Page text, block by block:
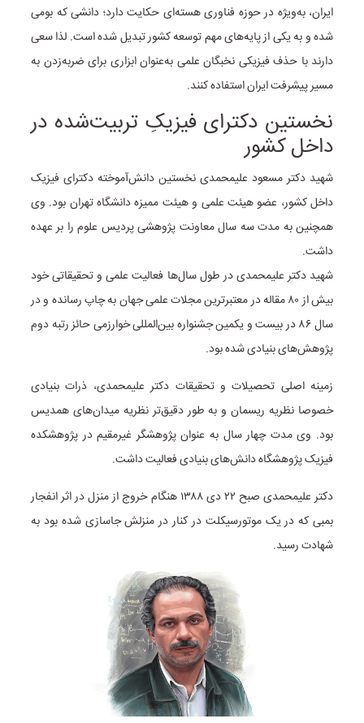
ایران، به‌ویژه در حوزه فناوری هسته‌ای حکایت دارد؛ دانشی که بومی
شده و به یکی از پایه‌های مهم توسعه کشور تبدیل شده است. لذا سعی
دارند با حذف فیزیکی نخبگان علمی به‌عنوان ابزاری برای ضربه‌زدن به
مسیر پیشرفت ایران استفاده کنند.
نخستین دکترای فیزیکِ تربیت‌شده در
داخل کشور
شهید دکتر مسعود علیمحمدی نخستین دانش‌آموخته دکترای فیزیک
داخل کشور، عضو هیئت علمی و هیئت ممیزه دانشگاه تهران بود. وی
همچنین به مدت سه سال معاونت پژوهشی پردیس علوم را بر عهده
داشت.
شهید دکتر علیمحمدی در طول سال‌ها فعالیت علمی و تحقیقاتی خود
بیش از ۸۰ مقاله در معتبرترین مجلات علمی جهان به چاپ رسانده و در
سال ۸۶ در بیست و یکمین جشنواره بین‌المللی خوارزمی حائز رتبه دوم
پژوهش‌های بنیادی شده بود.
زمینه اصلی تحصیلات و تحقیقات دکتر علیمحمدی، ذرات بنیادی
خصوصا نظریه ریسمان و به طور دقیق‌تر نظریه میدان‌های همدیس
بود. وی مدت چهار سال به عنوان پژوهشگر غیرمقیم در پژوهشکده
فیزیک پژوهشگاه دانش‌های بنیادی فعالیت داشت.
دکتر علیمحمدی صبح ۲۲ دی ۱۳۸۸ هنگام خروج از منزل در اثر انفجار
بمبی که در یک موتورسیکلت در کنار در منزلش جاسازی شده بود به
شهادت رسید.